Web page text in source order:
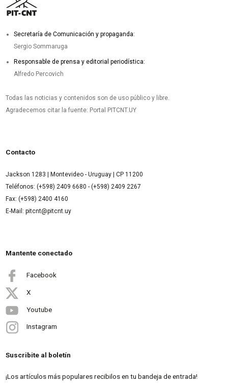
Secretaría de Comunicación y propaganda:
Sergio Sommaruga
Responsable de prensa y editorial periodística:
Alfredo Percovich
Todas las noticias y contenidos son de uso público y libre.
Agradecemos citar la fuente: Portal PITCNT.UY
Contacto
Jackson 1283 | Montevideo - Uruguay | CP 11200
Teléfonos: (+598) 2409 6680 - (+598) 2409 2267
Fax: (+598) 2400 4160
E-Mail: pitcnt@pitcnt.uy
Mantente conectado
Facebook
X
Youtube
Instagram
Suscribite al boletín
¡Los artículos más populares recibilos en tu bandeja de entrada!